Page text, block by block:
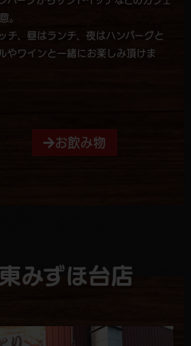
。
チ、昼はランチ、夜はハンバーグと
やワインと一緒にお楽しみ頂けま
お飲み物
みずほ台店